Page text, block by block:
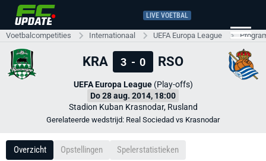
LIVE VOETBAL
Voetbalcompetities Internationaal UEFA Europa League
KRA 3 - 0 RSO
UEFA Europa League(Play-offs)
Do 28 aug. 2014, 18:00
Stadion Kuban Krasnodar, Rusland
Gerelateerde wedstrijd: Real Sociedad vs Krasnodar
Overzicht Opstellingen Spelerstatistieken